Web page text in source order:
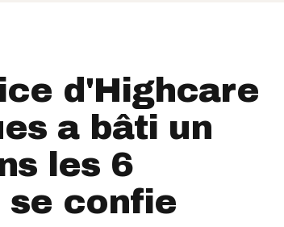
d'Highcare
a bâti un
les 6
confie